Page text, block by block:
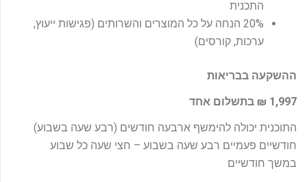
התכנית
20% הנחה על כל המוצרים והשרותים (פגישות ייעוץ,
ערכות, קורסים)
ההשקעה בבריאות
1,997 ₪ בתשלום אחד
התוכנית יכולה להימשף ארבעה חודשים (רבע שעה בשבוע)
חודשיים פעמיים רבע שעה בשבוע – חצי שעה כל שבוע
במשך חודשיים